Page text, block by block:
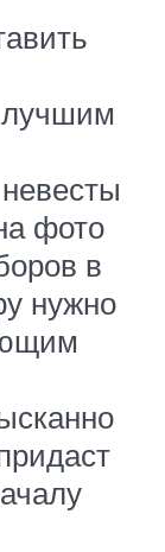
лучшим
фото
в
нужно